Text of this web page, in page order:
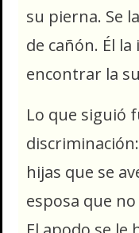
su pierna. Se
de cañón. Él
encontrar la
Lo que siguió
hijas que se
esposa que